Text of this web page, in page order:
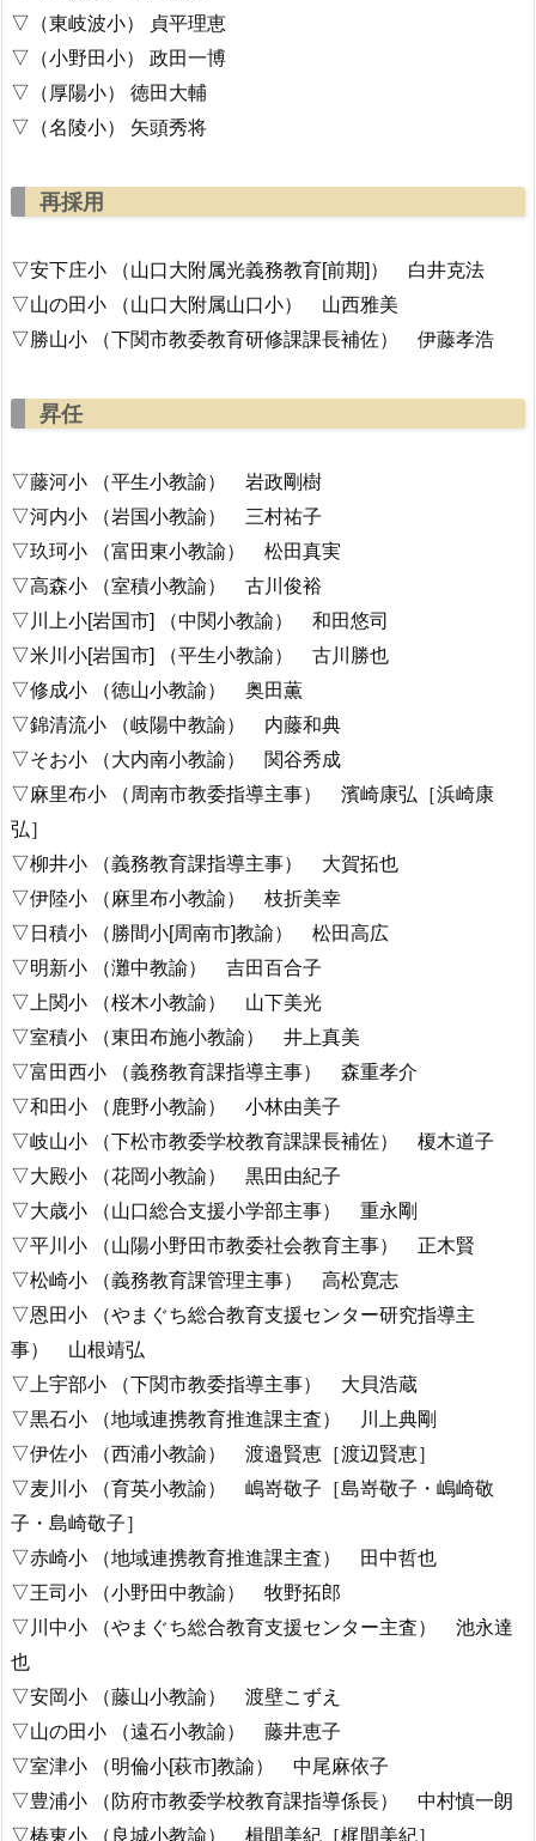
▽（東岐波小） 貞平理恵
▽（小野田小） 政田一博
▽（厚陽小） 徳田大輔
▽（名陵小） 矢頭秀将
再採用
▽安下庄小 （山口大附属光義務教育[前期]） 白井克法
▽山の田小 （山口大附属山口小） 山西雅美
▽勝山小 （下関市教委教育研修課課長補佐） 伊藤孝浩
昇任
▽藤河小 （平生小教諭） 岩政剛樹
▽河内小 （岩国小教諭） 三村祐子
▽玖珂小 （富田東小教諭） 松田真実
▽高森小 （室積小教諭） 古川俊裕
▽川上小[岩国市] （中関小教諭） 和田悠司
▽米川小[岩国市] （平生小教諭） 古川勝也
▽修成小 （徳山小教諭） 奥田薫
▽錦清流小 （岐陽中教諭） 内藤和典
▽そお小 （大内南小教諭） 関谷秀成
▽麻里布小 （周南市教委指導主事） 濱崎康弘［浜崎康
弘］
▽柳井小 （義務教育課指導主事） 大賀拓也
▽伊陸小 （麻里布小教諭） 枝折美幸
▽日積小 （勝間小[周南市]教諭） 松田高広
▽明新小 （灘中教諭） 吉田百合子
▽上関小 （桜木小教諭） 山下美光
▽室積小 （東田布施小教諭） 井上真美
▽富田西小 （義務教育課指導主事） 森重孝介
▽和田小 （鹿野小教諭） 小林由美子
▽岐山小 （下松市教委学校教育課課長補佐） 榎木道子
▽大殿小 （花岡小教諭） 黒田由紀子
▽大歳小 （山口総合支援小学部主事） 重永剛
▽平川小 （山陽小野田市教委社会教育主事） 正木賢
▽松崎小 （義務教育課管理主事） 高松寛志
▽恩田小 （やまぐち総合教育支援センター研究指導主
事） 山根靖弘
▽上宇部小 （下関市教委指導主事） 大貝浩蔵
▽黒石小 （地域連携教育推進課主査） 川上典剛
▽伊佐小 （西浦小教諭） 渡邉賢恵［渡辺賢恵］
▽麦川小 （育英小教諭） 嶋嵜敬子［島嵜敬子・嶋崎敬
子・島崎敬子］
▽赤崎小 （地域連携教育推進課主査） 田中哲也
▽王司小 （小野田中教諭） 牧野拓郎
▽川中小 （やまぐち総合教育支援センター主査） 池永達
也
▽安岡小 （藤山小教諭） 渡壁こずえ
▽山の田小 （遠石小教諭） 藤井恵子
▽室津小 （明倫小[萩市]教諭） 中尾麻依子
▽豊浦小 （防府市教委学校教育課指導係長） 中村慎一朗
▽椿東小 （良城小教諭） 楫間美紀［梶間美紀］